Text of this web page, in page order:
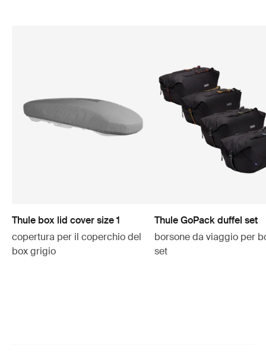
Thule box lid cover size 1
copertura per il coperchio del
box grigio
Thule GoPack duffel set
borsone da viaggio per
set